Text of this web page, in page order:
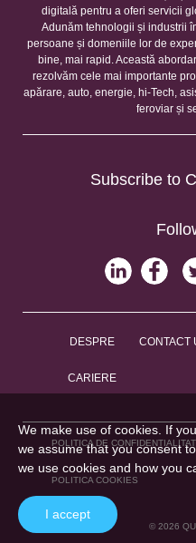
digitală pentru a oferi servicii
Adunăm tehnologii și industrii
persoane și domeniile lor de
bine, mai rapid. Această
rezolvăm cele mai importante
apărare, auto, energie, hi-Tech,
feroviar și
Subscribe to
DESPRE CONTACT
CARIERE
POLITICA DE
POLITICA COOKIES
© 2026
We make use of cookies. If
we assume that you consent
we use cookies and how you
I accept